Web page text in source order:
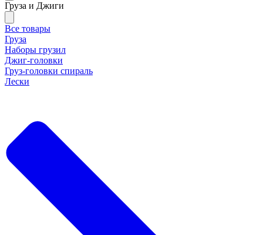
Груза и Джиги
Все товары
Груза
Наборы грузил
Джиг-головки
Груз-головки спираль
Лески